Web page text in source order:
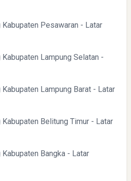
Kasus dr. Tifa dan Roy Suryo
Pesawaran - Latar
Lampung Selatan -
Lampung Barat - Latar
Belitung Timur - Latar
Bangka - Latar